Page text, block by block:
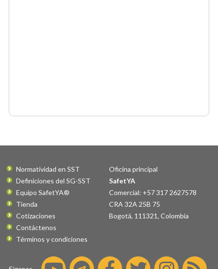
Normatividad en SST
Definiciones del SG-SST
Equipo SafetYA®
Tienda
Cotizaciones
Contáctenos
Términos y condiciones
Oficina principal
SafetYA
Comercial: +57 317 2627578
CRA 32A 25B 75
Bogotá, 111321, Colombia